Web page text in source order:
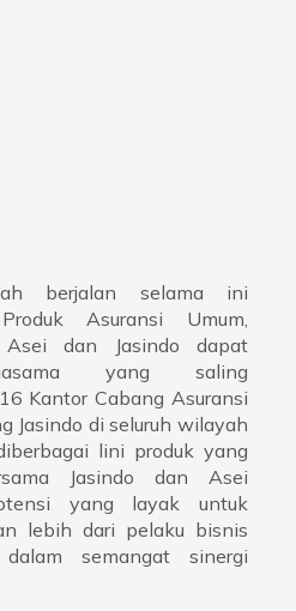
berjalan selama ini
Asuransi Umum,
Asei dan Jasindo dapat
yang saling
Kantor Cabang Asuransi
Jasindo di seluruh wilayah
lini produk yang
Jasindo dan Asei
yang layak untuk
lebih dari pelaku bisnis
semangat sinergi